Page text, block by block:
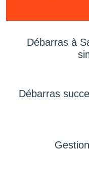
Débarras à
Débarras